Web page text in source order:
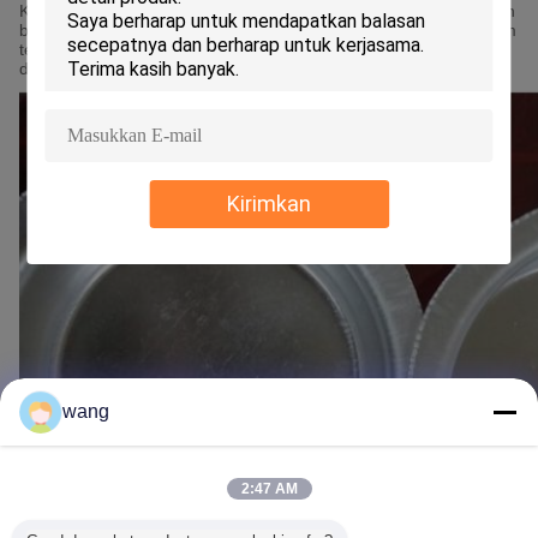
Kirimkan
Kami menganalisa komposisi elemen untuk mendapatkan ukuran
butiran yang lebih baik, dan bisa membuat permukaan aluminium
terlihat indah.Ini membantu mengurangi kulit jeruk saat spining
dan deep drawing dalam proses pembuatan peralatan masak.
wang
2:47 AM